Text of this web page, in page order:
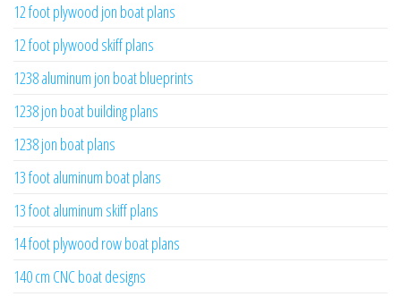
12 foot plywood jon boat plans
12 foot plywood skiff plans
1238 aluminum jon boat blueprints
1238 jon boat building plans
1238 jon boat plans
13 foot aluminum boat plans
13 foot aluminum skiff plans
14 foot plywood row boat plans
140 cm CNC boat designs